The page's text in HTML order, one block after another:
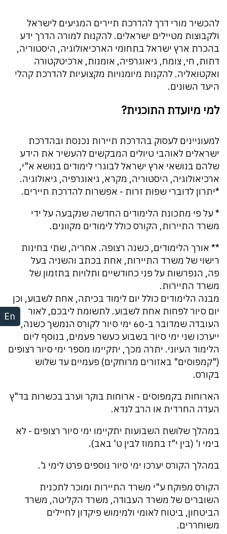
En
להכשיר מורי דרך להדרכת תיירים המגיעים לישראל
ולקבוצות מטיילים ישראלים. להקנות למורה הדרך ידע
בהכרת ארץ ישראל בתחומי הארכיאולוגיה, היסטוריה,
דתות, חי, צומח, גיאוגרפיה, אומנות, ארכיטקטורה
ואקטואליה. להקנות מיומנויות מקצועיות להדרכת קהלי
היעד השונים.
למי מיועדת התוכנית?
למעוניינים לעסוק בהדרכת תיירות נכנסת ובהדרכת
ישראלים לאוהבי טיולים המבקשים להעשיר את הידע
שלהם בנושאי ארץ ישראל לבוגרי לימודים בנושא א"י,
ארכיאולוגיה, היסטוריה, מקרא, גיאוגרפיה, גיאולוגיה.
*יתרון לדוברי שפות זרות - אפשרות להדרכת תיירים.
* על פי מתכונת הלימודים החדשה שנקבעה על ידי
משרד התיירות, הקורס כולל לימודים מקוונים.
** אורך הלימודים, כשנה רצופה. אחריה, שתי בחינות
רישוי של משרד התיירות, אחת בכתב והשניה בעל
פה, הנפרשות על פני כחודשיים ותלויות בתזמון של
משרד התיירות.
מבנה הלימודים כולל יום לימוד בכיתה, אחת לשבוע, וכן
יום סיור לפחות אחת לשבוע. לתשומת ליבכם, לאור
העובדה שמדובר ב-60 ימי סיור לקורס הנמשך כשנה,
ייערכו שני ימי סיור בשבוע כעשר פעמים, בנוסף ליום
הלימוד העיוני. יתרה מכך, יתקיימו מספר ימי סיור רצופים
("קמפוסים" באזורים מרוחקים) פעמיים עד שלוש
בקורס.
הארוחות בקמפוסים - ארוחות בוקר וערב בכשרות בד"ץ
העדה החרדית או הרב לנדא.
במהלך שלושת השבועות יתקיימו ימי סיור רצופים - לא
בימי ו' (בין י"ז בתמוז לבין ט' באב).
במהלך הקורס יערכו ימי סיור נוספים פרט לימי ג'.
הקורס מפוקח ע"י משרד התיירות ומוכר לתכנית
השוברים של משרד העבודה, משרד הקליטה, משרד
הביטחון, ביטוח לאומי ולמימוש פיקדון לחיילים
משוחררים.